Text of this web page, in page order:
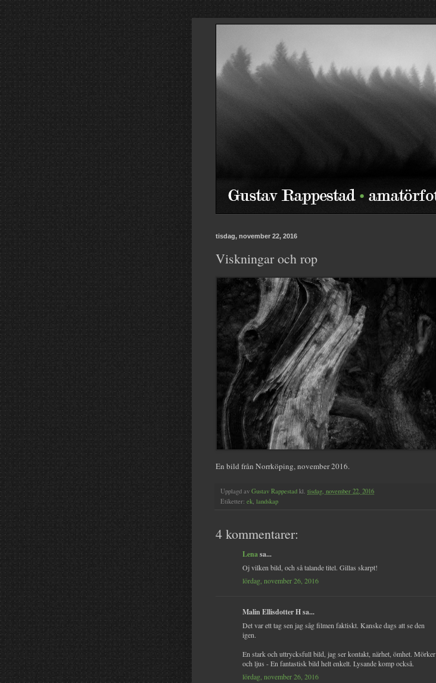
tisdag, november 22, 2016
Viskningar och rop
En bild från Norrköping, november 2016.
Upplagd av Gustav Rappestad kl. tisdag, november 22, 2016
Etiketter: ek, landskap
4 kommentarer:
Lenasa...
Oj vilken bild, och så talande titel. Gillas skarpt!
lördag, november 26, 2016
Malin Ellisdotter H sa...
Det var ett tag sen jag såg filmen faktiskt. Kanske dags att se den
igen.
En stark och uttrycksfull bild, jag ser kontakt, närhet, ömhet. Mörker
och ljus - En fantastisk bild helt enkelt. Lysande komp också.
lördag, november 26, 2016